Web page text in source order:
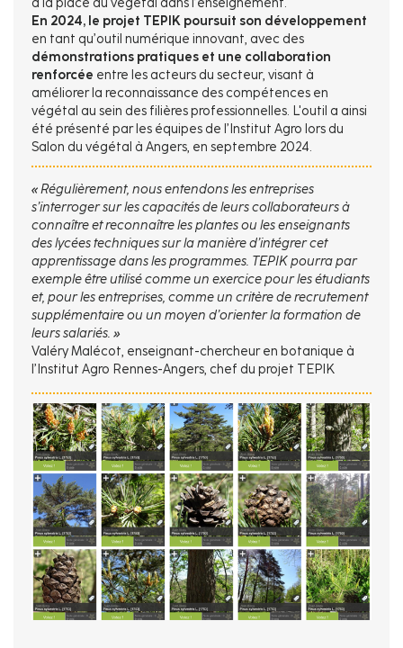
En 2024, le projet TEPIK poursuit son développement
en tant qu’outil numérique innovant, avec des
démonstrations pratiques et une collaboration
renforcée entre les acteurs du secteur, visant à
améliorer la reconnaissance des compétences en
végétal au sein des filières professionnelles. L'outil a ainsi
été présenté par les équipes de l’Institut Agro lors du
Salon du végétal à Angers, en septembre 2024.
« Régulièrement, nous entendons les entreprises
s’interroger sur les capacités de leurs collaborateurs à
connaître et reconnaître les plantes ou les enseignants
des lycées techniques sur la manière d’intégrer cet
apprentissage dans les programmes. TEPIK pourra par
exemple être utilisé comme un exercice pour les étudiants
et, pour les entreprises, comme un critère de recrutement
supplémentaire ou un moyen d’orienter la formation de
leurs salariés. »
Valéry Malécot, enseignant-chercheur en botanique à
l’Institut Agro Rennes-Angers, chef du projet TEPIK